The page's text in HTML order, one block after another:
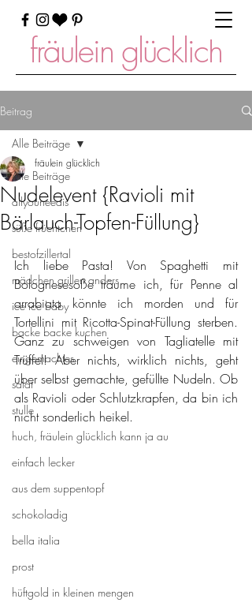
fräulein glücklich
Beitrag
Alle Beiträge
allyouneedis
süße früchtchen
bestofzillertal
mädchen grillen anders
ice ice baby
backe backe kuchen
eingemachtes
salat
stulle
huch, fräulein glücklich kann ja au
einfach lecker
aus dem suppentopf
schokoladig
bella italia
prost
hüftgold in kleinen mengen
Alle Beiträge
Nudelevent {Ravioli mit
Bärlauch-Topfen-Füllung}
fräulein glücklich
Ich liebe Pasta! Von Spaghetti mit
Bolognesesoße träume ich, für Penne al
arrabiata könnte ich morden und für
Tortellini mit Ricotta-Spinat-Füllung sterben.
Ganz zu schweigen von Tagliatelle mit
Trüffel! Aber nichts, wirklich nichts, geht
über selbst gemachte, gefüllte Nudeln. Ob
als Ravioli oder Schlutzkrapfen, da bin ich
nicht sonderlich heikel.